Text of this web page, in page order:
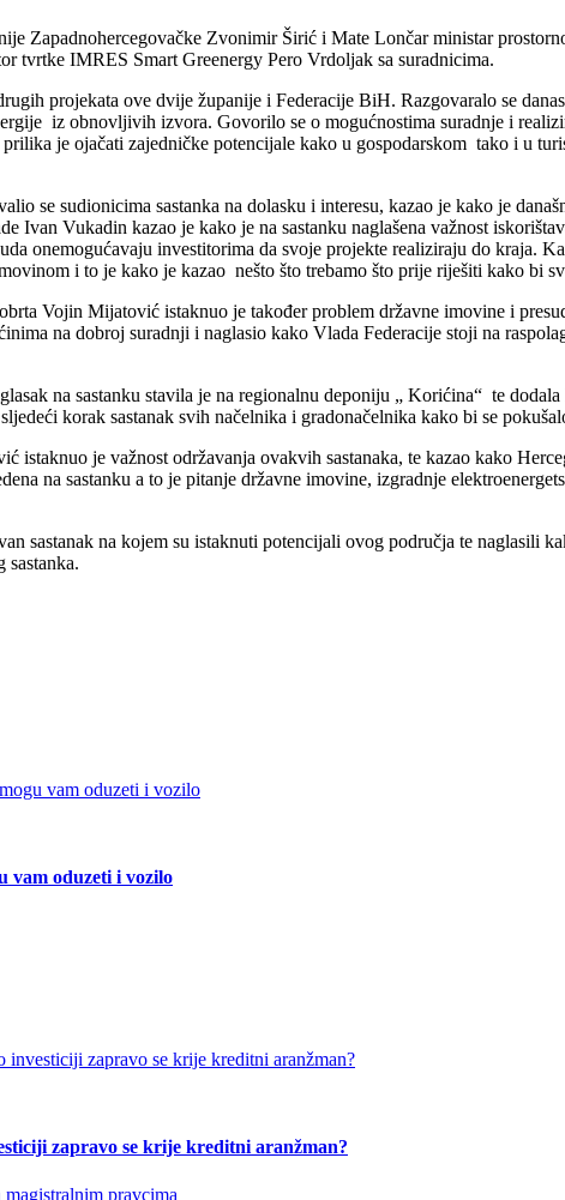
Zapadnohercegovačke Zvonimir Širić i Mate Lončar ministar
tvrtke IMRES Smart Greenergy Pero Vrdoljak sa suradnicima.
projekata ove dvije županije i Federacije BiH. Razgovaralo se
iz obnovljivih izvora. Govorilo se o mogućnostima suradnje i
je ojačati zajedničke potencijale kako u gospodarskom tako i u
se sudionicima sastanka na dolasku i interesu, kazao je kako je
Ivan Vukadin kazao je kako je na sastanku naglašena važnost
onemogućavaju investitorima da svoje projekte realiziraju do kraja.
i to je kako je kazao nešto što trebamo što prije riješiti kako bi
Vojin Mijatović istaknuo je također problem državne imovine i
na dobroj suradnji i naglasio kako Vlada Federacije stoji na
na sastanku stavila je na regionalnu deponiju „ Korićina“ te
korak sastanak svih načelnika i gradonačelnika kako bi se
istaknuo je važnost održavanja ovakvih sastanaka, te kazao kako
na sastanku a to je pitanje državne imovine, izgradnje
sastanak na kojem su istaknuti potencijali ovog područja te naglasili
sastanka.
vam oduzeti i vozilo
zapravo se krije kreditni aranžman?